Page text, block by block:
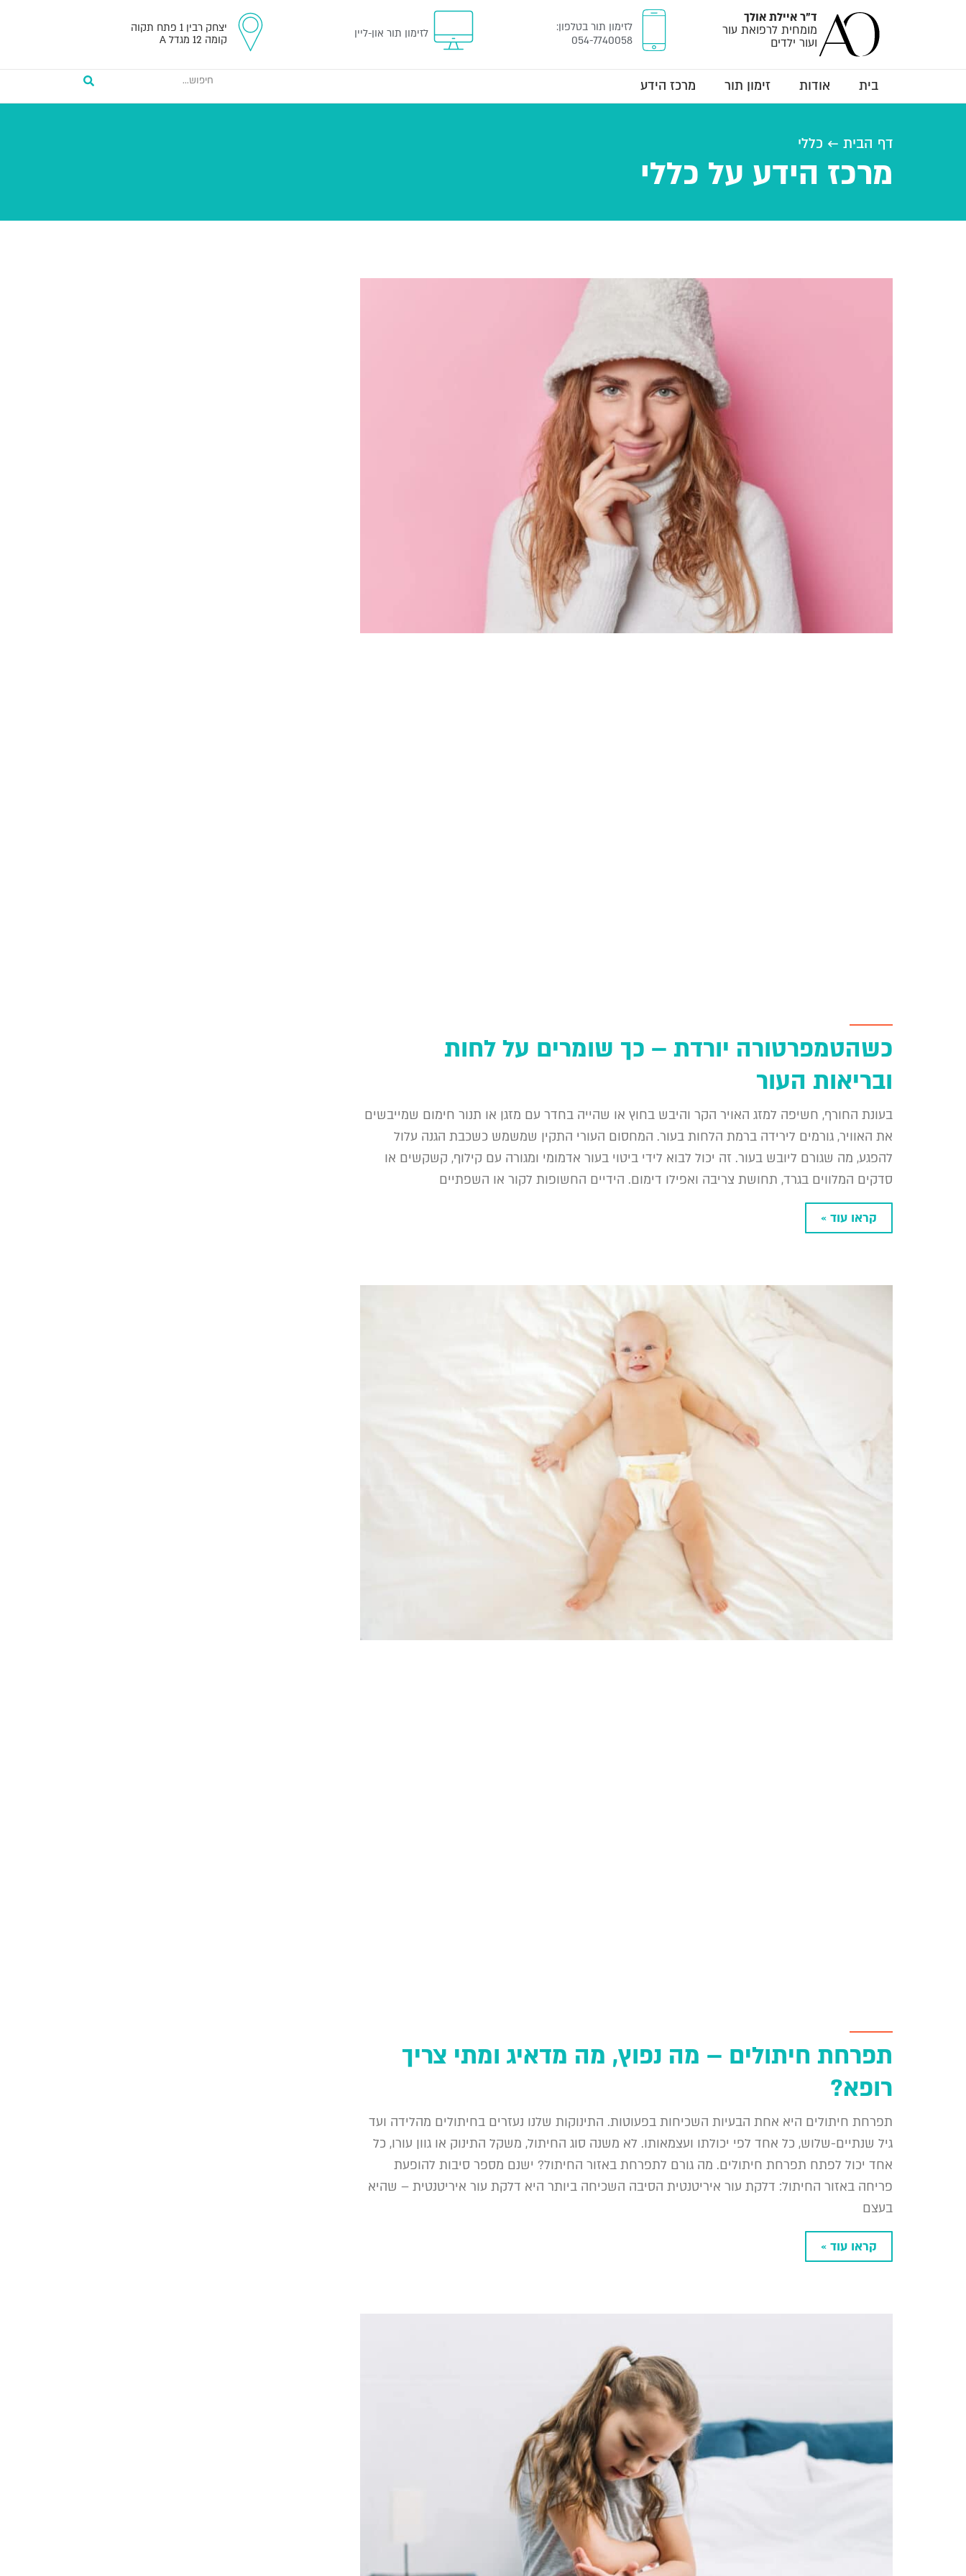
ד"ראיילת אולך
מומחית לרפואת עור
ועור ילדים
לזימון תור בטלפון:
054-7740058
לזימון תור און-ליין
יצחק רבין 1 פתח תקוה
קומה 12 מגדל A
בית אודות זימון תור מרכז הידע
דף הבית ← כללי
מרכז הידע על כללי
כשהטמפרטורה יורדת – כך שומרים על לחות
ובריאות העור
בעונת החורף, חשיפה למזג האויר הקר והיבש בחוץ או שהייה בחדר עם מזגן או תנור חימום שמייבשים
את האוויר, גורמים לירידה ברמת הלחות בעור. המחסום העורי התקין שמשמש כשכבת הגנה עלול
להפגע, מה שגורם ליובש בעור. זה יכול לבוא לידי ביטוי בעור אדמומי ומגורה עם קילוף, קשקשים או
סדקים המלווים בגרד, תחושת צריבה ואפילו דימום. הידיים החשופות לקור או השפתיים
קראו עוד »
תפרחת חיתולים – מה נפוץ, מה מדאיג ומתי צריך
רופא?
תפרחת חיתולים היא אחת הבעיות השכיחות בפעוטות. התינוקות שלנו נעזרים בחיתולים מהלידה ועד
גיל שנתיים-שלוש, כל אחד לפי יכולתו ועצמאותו. לא משנה סוג החיתול, משקל התינוק או גוון עורו, כל
אחד יכול לפתח תפרחת חיתולים. מה גורם לתפרחת באזור החיתול? ישנם מספר סיבות להופעת
פריחה באזור החיתול: דלקת עור איריטנטית הסיבה השכיחה ביותר היא דלקת עור איריטנטית – שהיא
בעצם
קראו עוד »